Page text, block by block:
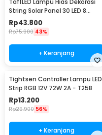
String Solar Panel 30 LED 8
Mode 6.5M - 896
Rp43.800
Rp75.900 43%
+ Keranjang
Tightsen Controller Lampu LED
Strip RGB 12V 72W 2A - T258
Rp13.200
Rp29.900 56%
+ Keranjang